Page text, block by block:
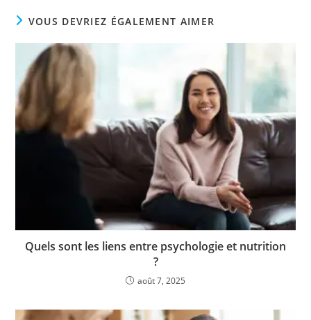
VOUS DEVRIEZ ÉGALEMENT AIMER
Quels sont les liens entre psychologie et nutrition
?
août 7, 2025